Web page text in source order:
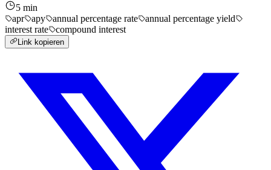
5 min
apr
apy annual percentage rate
annual percentage yield
interest rate
compound interest
Link kopieren